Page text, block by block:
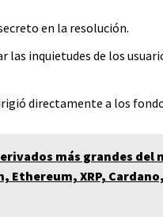
en la resolución.
las inquietudes de los
directamente a los
más grandes del
XRP,